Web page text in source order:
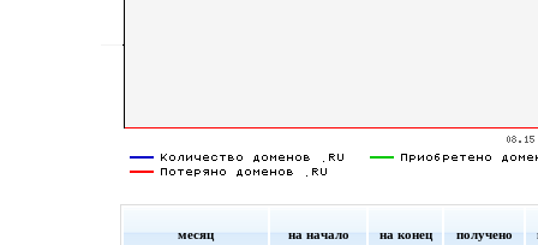
месяц на начало на конец получено